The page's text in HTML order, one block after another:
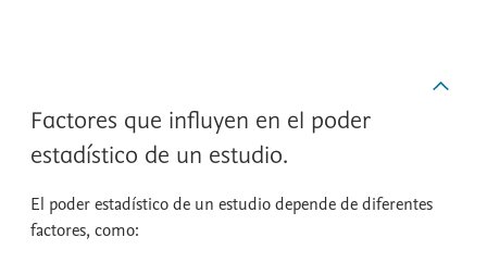
Factores que influyen en el poder
estadístico de un estudio.
El poder estadísticode un estudio depende de diferentes
factores, como: